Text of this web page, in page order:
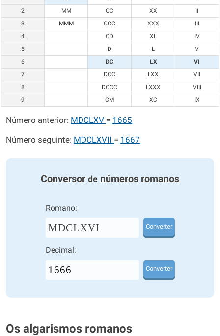
2
MM CC XX
II
3
MMM CCC XXX
III
4
CD XL
IV
5
D L
V
6
DC LX
VI
7
DCC LXX
VII
8
DCCC LXXX
VIII
9
CM XC IX
Número anterior: MDCLXV = 1665
Número seguinte: MDCLXVII = 1667
Conversor de números romanos
Romano:
MDCLXVI Converter
Decimal:
Converter
Os algarismos romanos